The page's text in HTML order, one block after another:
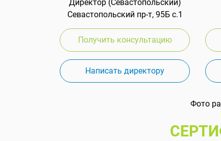
Директор (Севастопольский)
Севастопольский пр-т, 95Б с.1
Получить консультацию
Написать директору
Фото